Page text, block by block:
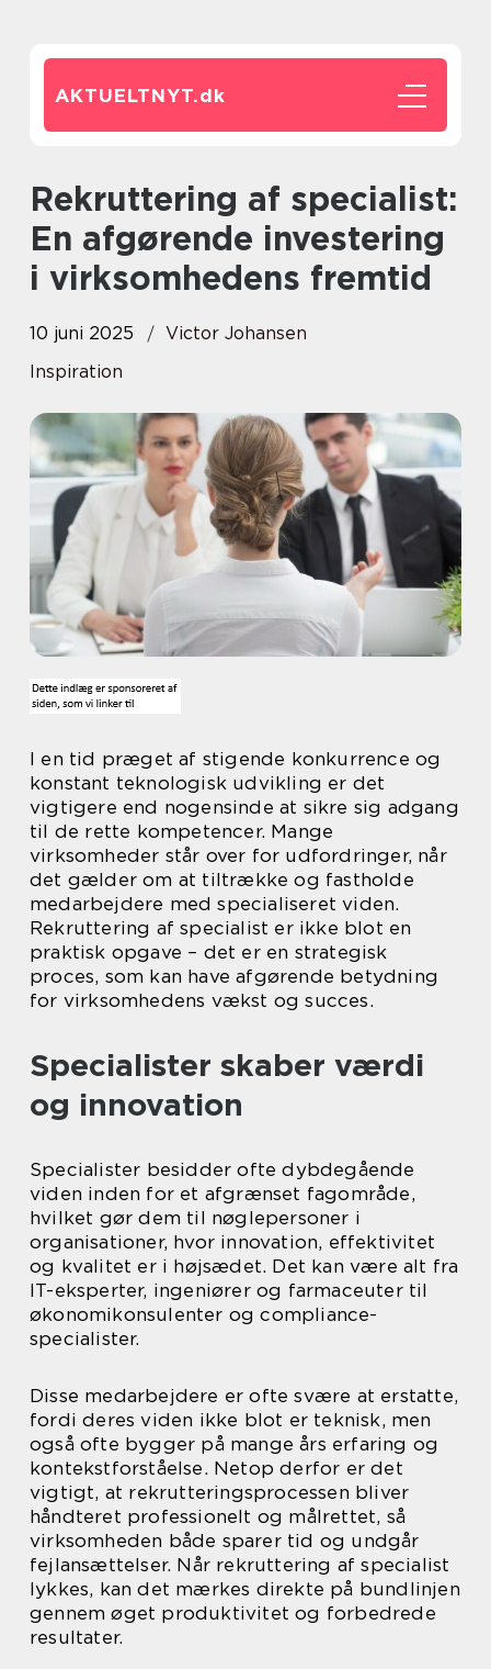
AKTUELTNYT.dk
Rekruttering af specialist:
En afgørende investering
i virksomhedens fremtid
10 juni 2025
Victor Johansen
Inspiration
I en tid præget af stigende konkurrence og
konstant teknologisk udvikling er det
vigtigere end nogensinde at sikre sig adgang
til de rette kompetencer. Mange
virksomheder står over for udfordringer, når
det gælder om at tiltrække og fastholde
medarbejdere med specialiseret viden.
Rekruttering af specialist er ikke blot en
praktisk opgave – det er en strategisk
proces, som kan have afgørende betydning
for virksomhedens vækst og succes.
Specialister skaber værdi
og innovation
Specialister besidder ofte dybdegående
viden inden for et afgrænset fagområde,
hvilket gør dem til nøglepersoner i
organisationer, hvor innovation, effektivitet
og kvalitet er i højsædet. Det kan være alt fra
IT-eksperter, ingeniører og farmaceuter til
økonomikonsulenter og compliance-
specialister.
Disse medarbejdere er ofte svære at erstatte,
fordi deres viden ikke blot er teknisk, men
også ofte bygger på mange års erfaring og
kontekstforståelse. Netop derfor er det
vigtigt, at rekrutteringsprocessen bliver
håndteret professionelt og målrettet, så
virksomheden både sparer tid og undgår
fejlansættelser. Når rekruttering af specialist
lykkes, kan det mærkes direkte på bundlinjen
gennem øget produktivitet og forbedrede
resultater.